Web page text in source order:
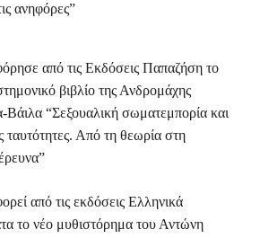
ανηφόρες”
από τις Εκδόσεις Παπαζήση το
βιβλίο της Ανδρομάχης
“Σεξουαλική σωματεμπορία και
ταυτότητες. Από τη θεωρία στη
από τις εκδόσεις Ελληνικά
το νέο μυθιστόρημα του Αντώνη